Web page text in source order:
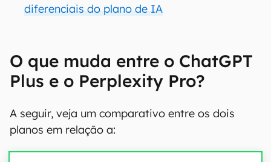
diferenciais do plano de IA
O que muda entre o ChatGPT
Plus e o Perplexity Pro?
A seguir, veja um comparativo entre os dois
planos em relação a: